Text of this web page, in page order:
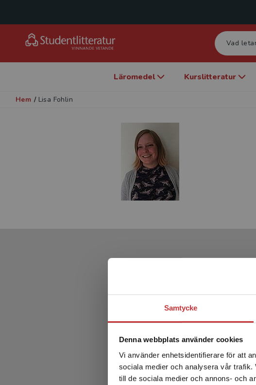
Samtycke
Denna webbplats använder cookies
Vi använder enhetsidentifierare för att
sociala medier och analysera vår trafik.
till de sociala medier och annons- och
Det
enhet
Sverige.
Läromedel Kurslitteratur
Hem / Lisa Fohlin